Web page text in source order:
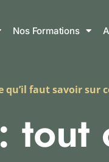
Nos Formations
qu’il faut savoir sur